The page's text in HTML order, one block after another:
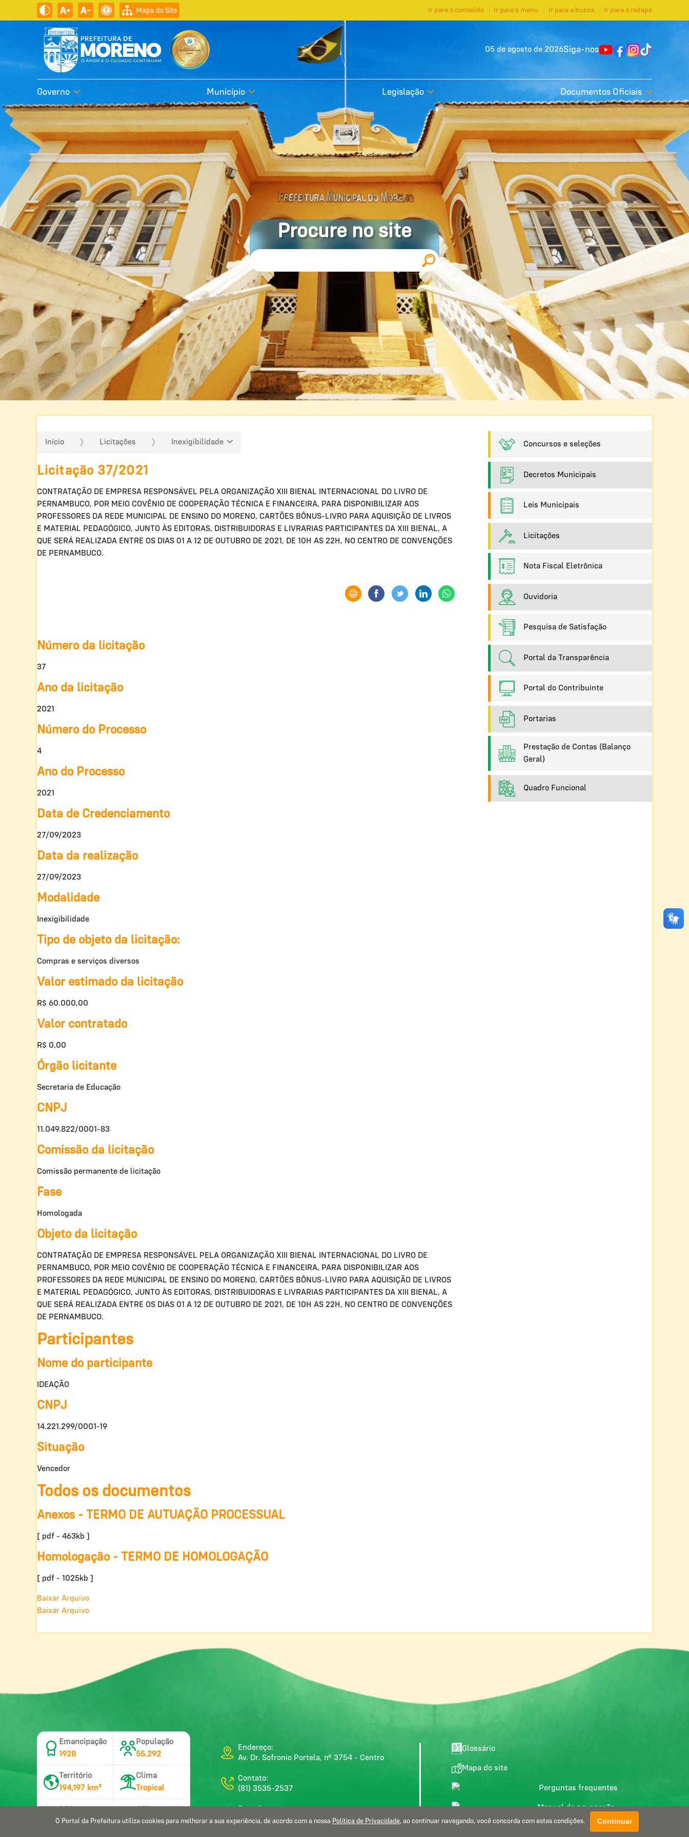
Mapa do Site Ir para o conteúdo Ir para o menu Ir para a busca Ir para o rodapé
05 de agosto de 2026Siga-nos
Governo Município Legislação Documentos Oficiais
Procure no site
Início Licitações Inexigibilidade
Licitação 37/2021
CONTRATAÇÃO DE EMPRESA RESPONSÁVEL PELA ORGANIZAÇÃO XIII BIENAL INTERNACIONAL DO LIVRO DE
PERNAMBUCO, POR MEIO COVÊNIO DE COOPERAÇÃO TÉCNICA E FINANCEIRA, PARA DISPONIBILIZAR AOS
PROFESSORES DA REDE MUNICIPAL DE ENSINO DO MORENO, CARTÕES BÔNUS-LIVRO PARA AQUISIÇÃO DE LIVROS
E MATERIAL PEDAGÓGICO, JUNTO ÀS EDITORAS, DISTRIBUIDORAS E LIVRARIAS PARTICIPANTES DA XIII BIENAL, A
QUE SERÁ REALIZADA ENTRE OS DIAS 01 A 12 DE OUTUBRO DE 2021, DE 10H AS 22H, NO CENTRO DE CONVENÇÕES
DE PERNAMBUCO.
Número da licitação
37
Ano da licitação
2021
Número do Processo
4
Ano do Processo
2021
Data de Credenciamento
27/09/2023
Data da realização
27/09/2023
Modalidade
Inexigibilidade
Tipo de objeto da licitação:
Compras e serviços diversos
Valor estimado da licitação
R$ 60.000,00
Valor contratado
R$ 0,00
Órgão licitante
Secretaria de Educação
CNPJ
11.049.822/0001-83
Comissão da licitação
Comissão permanente de licitação
Fase
Homologada
Objeto da licitação
CONTRATAÇÃO DE EMPRESA RESPONSÁVEL PELA ORGANIZAÇÃO XIII BIENAL INTERNACIONAL DO LIVRO DE
PERNAMBUCO, POR MEIO COVÊNIO DE COOPERAÇÃO TÉCNICA E FINANCEIRA, PARA DISPONIBILIZAR AOS
PROFESSORES DA REDE MUNICIPAL DE ENSINO DO MORENO, CARTÕES BÔNUS-LIVRO PARA AQUISIÇÃO DE LIVROS
E MATERIAL PEDAGÓGICO, JUNTO ÀS EDITORAS, DISTRIBUIDORAS E LIVRARIAS PARTICIPANTES DA XIII BIENAL, A
QUE SERÁ REALIZADA ENTRE OS DIAS 01 A 12 DE OUTUBRO DE 2021, DE 10H AS 22H, NO CENTRO DE CONVENÇÕES
DE PERNAMBUCO.
Participantes
Nome do participante
IDEAÇÃO
CNPJ
14.221.299/0001-19
Situação
Vencedor
Todos os documentos
Anexos - TERMO DE AUTUAÇÃO PROCESSUAL
[ pdf - 463kb ]
Homologação - TERMO DE HOMOLOGAÇÃO
[ pdf - 1025kb ]
Baixar Arquivo
Baixar Arquivo
Concursos e seleções
Decretos Municipais
Leis Municipais
Licitações
Nota Fiscal Eletrônica
Ouvidoria
Pesquisa de Satisfação
Portal da Transparência
Portal do Contribuinte
Portarias
Prestação de Contas (Balanço
Geral)
Quadro Funcional
Emancipação
1928
População
55.292
Território
194,197 km²
Clima
Tropical
81
54803-000
Endereço:
Av. Dr. Sofronio Portela, nº 3754 - Centro
Contato:
(81) 3535-2537
gabinete@moreno.pe.gov.br
Glossário
Mapa do site
Perguntas frequentes
Manual de navegação
Política de privacidade
O Portal da Prefeitura utiliza cookies para melhorar a sua experiência, de acordo com a nossa Política de Privacidade, ao continuar navegando, você concorda com estas condições. Continuar